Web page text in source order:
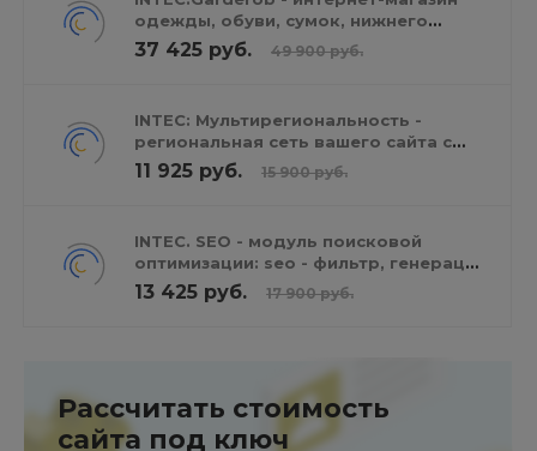
одежды, обуви, сумок, нижнего
белья и аксессуаров
37 425 руб. 49 900 руб.
INTEC: Мультирегиональность -
региональная сеть вашего сайта с
продвижением в поисковиках
11 925 руб. 15 900 руб.
INTEC. SEO - модуль поисковой
оптимизации: seo - фильтр, генерация
сео - текстов, H1, мета-тегов
13 425 руб. 17 900 руб.
Рассчитать стоимость
сайта под ключ